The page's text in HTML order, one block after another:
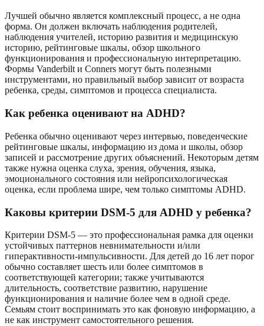
Лучшей обычно является комплексный процесс, а не одна
форма. Он должен включать наблюдения родителей,
наблюдения учителей, историю развития и медицинскую
историю, рейтинговые шкалы, обзор школьного
функционирования и профессиональную интерпретацию.
Формы Vanderbilt и Conners могут быть полезными
инструментами, но правильный выбор зависит от возраста
ребенка, среды, симптомов и процесса специалиста.
Как ребенка оценивают на ADHD?
Ребенка обычно оценивают через интервью, поведенческие
рейтинговые шкалы, информацию из дома и школы, обзор
записей и рассмотрение других объяснений. Некоторым детям
также нужна оценка слуха, зрения, обучения, языка,
эмоционального состояния или нейропсихологическая
оценка, если проблема шире, чем только симптомы ADHD.
Каковы критерии DSM-5 для ADHD у ребенка?
Критерии DSM-5 — это профессиональная рамка для оценки
устойчивых паттернов невнимательности и/или
гиперактивности-импульсивности. Для детей до 16 лет порог
обычно составляет шесть или более симптомов в
соответствующей категории; также учитываются
длительность, соответствие развитию, нарушение
функционирования и наличие более чем в одной среде.
Семьям стоит воспринимать это как фоновую информацию, а
не как инструмент самостоятельного решения.